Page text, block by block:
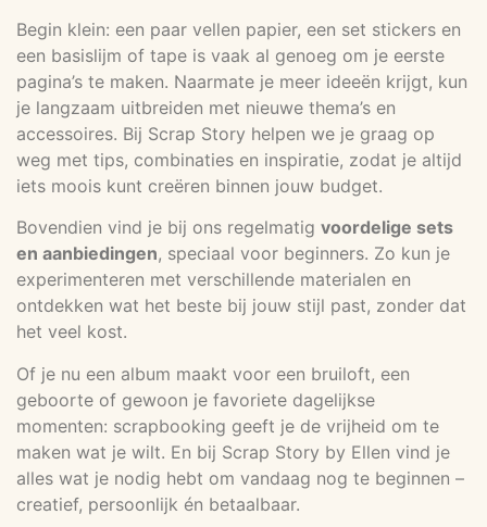
Begin klein: een paar vellen papier, een set stickers en
een basislijm of tape is vaak al genoeg om je eerste
pagina’s te maken. Naarmate je meer ideeën krijgt, kun
je langzaam uitbreiden met nieuwe thema’s en
accessoires. Bij Scrap Story helpen we je graag op
weg met tips, combinaties en inspiratie, zodat je altijd
iets moois kunt creëren binnen jouw budget.
Bovendien vind je bij ons regelmatig voordelige sets
en aanbiedingen, speciaal voor beginners. Zo kun je
experimenteren met verschillende materialen en
ontdekken wat het beste bij jouw stijl past, zonder dat
het veel kost.
Of je nu een album maakt voor een bruiloft, een
geboorte of gewoon je favoriete dagelijkse
momenten: scrapbooking geeft je de vrijheid om te
maken wat je wilt. En bij Scrap Story by Ellen vind je
alles wat je nodig hebt om vandaag nog te beginnen –
creatief, persoonlijk én betaalbaar.